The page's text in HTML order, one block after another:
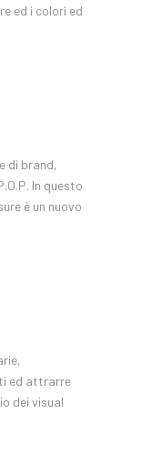
ed i colori ed
di brand,
In questo
è un nuovo
ed attrarre
dei visual